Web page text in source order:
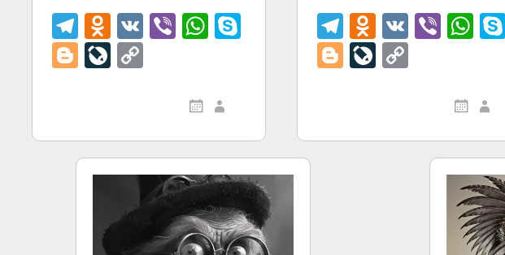
T
el
e
m
O
d
n
as
s
ni
ki
V
K
Vi W
s
p
p
S
Bl
g
er
Li
o
u
r
n
al
C
y
Li
n
k
T
el
e
O
d
n
V
K
Vi W
s
p
p
Bl
g
Li
o
C
y